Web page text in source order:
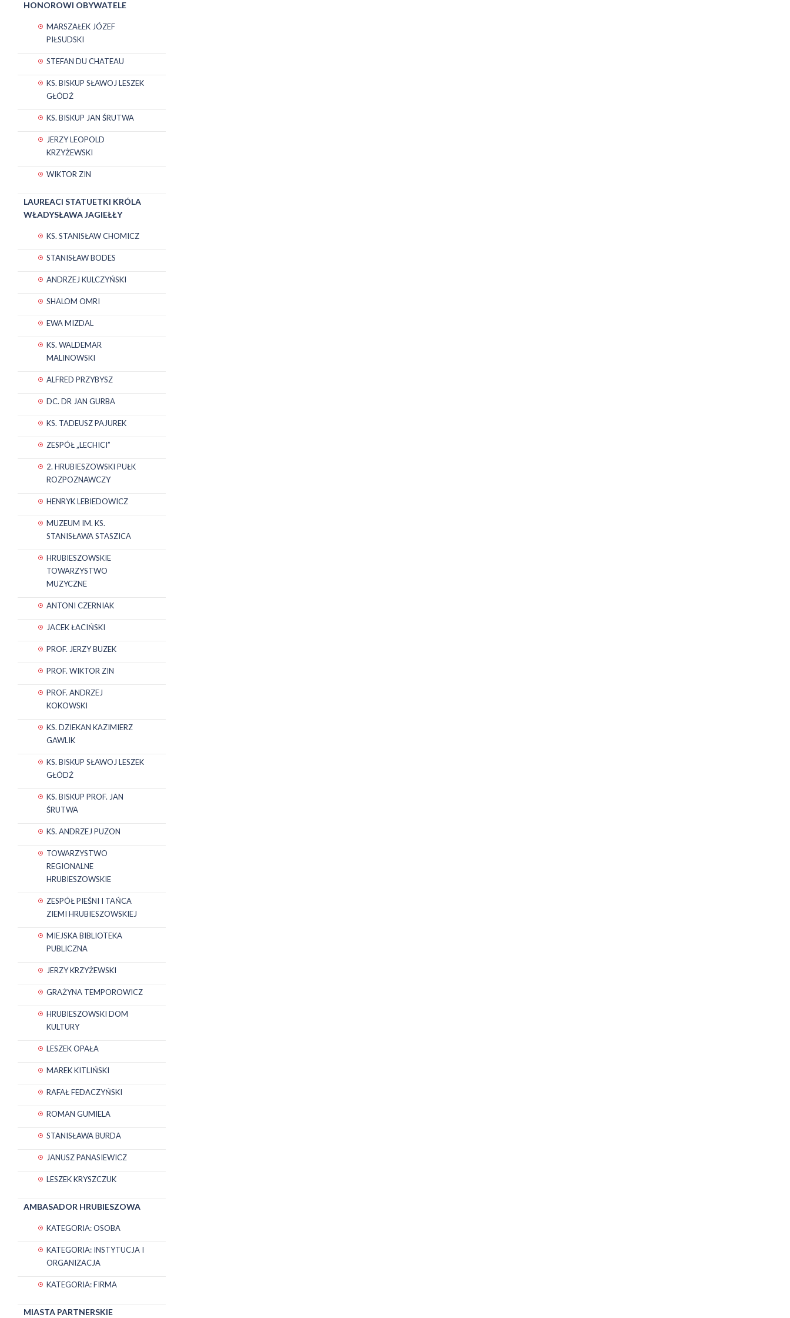
HONOROWI OBYWATELE
MARSZAŁEK JÓZEF
PIŁSUDSKI
STEFAN DU CHATEAU
KS. BISKUP SŁAWOJ LESZEK
GŁÓDŹ
KS. BISKUP JAN ŚRUTWA
JERZY LEOPOLD
KRZYŻEWSKI
WIKTOR ZIN
LAUREACI STATUETKI KRÓLA
WŁADYSŁAWA JAGIEŁŁY
KS. STANISŁAW CHOMICZ
STANISŁAW BODES
ANDRZEJ KULCZYŃSKI
SHALOM OMRI
EWA MIZDAL
KS. WALDEMAR
MALINOWSKI
ALFRED PRZYBYSZ
DC. DR JAN GURBA
KS. TADEUSZ PAJUREK
ZESPÓŁ „LECHICI”
2. HRUBIESZOWSKI PUŁK
ROZPOZNAWCZY
HENRYK LEBIEDOWICZ
MUZEUM IM. KS.
STANISŁAWA STASZICA
HRUBIESZOWSKIE
TOWARZYSTWO
MUZYCZNE
ANTONI CZERNIAK
JACEK ŁACIŃSKI
PROF. JERZY BUZEK
PROF. WIKTOR ZIN
PROF. ANDRZEJ
KOKOWSKI
KS. DZIEKAN KAZIMIERZ
GAWLIK
KS. BISKUP SŁAWOJ LESZEK
GŁÓDŹ
KS. BISKUP PROF. JAN
ŚRUTWA
KS. ANDRZEJ PUZON
TOWARZYSTWO
REGIONALNE
HRUBIESZOWSKIE
ZESPÓŁ PIEŚNI I TAŃCA
ZIEMI HRUBIESZOWSKIEJ
MIEJSKA BIBLIOTEKA
PUBLICZNA
JERZY KRZYŻEWSKI
GRAŻYNA TEMPOROWICZ
HRUBIESZOWSKI DOM
KULTURY
LESZEK OPAŁA
MAREK KITLIŃSKI
RAFAŁ FEDACZYŃSKI
ROMAN GUMIELA
STANISŁAWA BURDA
JANUSZ PANASIEWICZ
LESZEK KRYSZCZUK
AMBASADOR HRUBIESZOWA
KATEGORIA: OSOBA
KATEGORIA: INSTYTUCJA I
ORGANIZACJA
KATEGORIA: FIRMA
MIASTA PARTNERSKIE